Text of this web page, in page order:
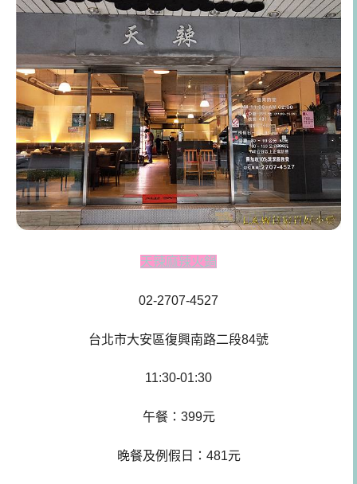
天辣麻辣火鍋
02-2707-4527
台北市大安區復興南路二段84號
11:30-01:30
午餐：399元
晚餐及例假日：481元